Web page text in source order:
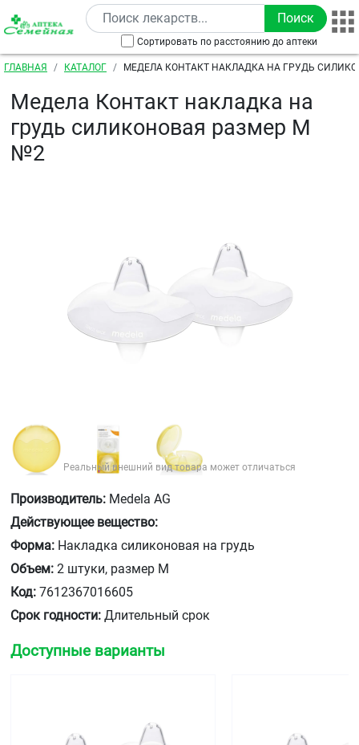
Перейти к основному содержанию
Сортировать по расстоянию до аптеки
Строка навигации
ГЛАВНАЯ КАТАЛОГ МЕДЕЛА КОНТАКТ НАКЛАДКА НА ГРУДЬ
Медела Контакт накладка на
грудь силиконовая размер М
№2
Реальный внешний вид товара может отличаться
Производитель: Medela AG
Действующее вещество:
Форма: Накладка силиконовая на грудь
Объем: 2 штуки, размер М
Код: 7612367016605
Срок годности: Длительный срок
Доступные варианты